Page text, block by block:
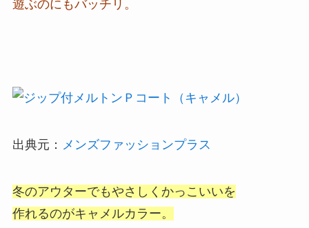
遊ぶのにもバッチリ。
出典元： メンズファッションプラス
冬のアウターでもやさしくかっこいいを
作れるのがキャメルカラー。